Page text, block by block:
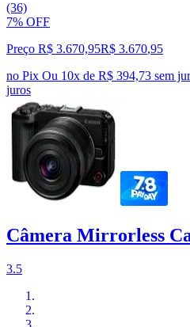
(36)
7% OFF
Preço R$ 3.670,95R$ 3.670,95
no Pix Ou 10x de R$ 394,73 sem
juros
Câmera Mirrorless
3.5